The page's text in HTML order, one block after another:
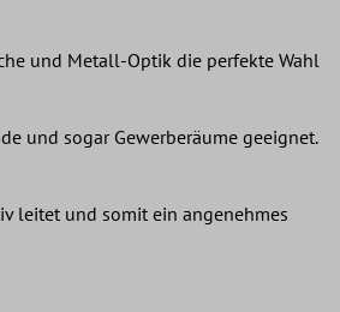
und Metall-Optik die perfekte Wahl
und sogar Gewerberäume geeignet.
leitet und somit ein angenehmes